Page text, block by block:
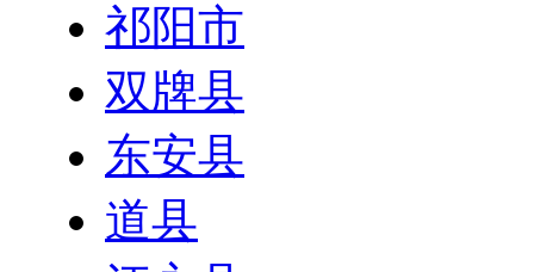
祁阳市
双牌县
东安县
道县